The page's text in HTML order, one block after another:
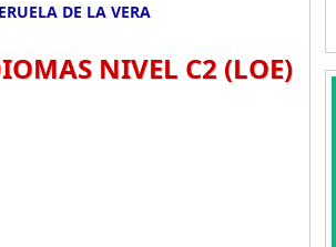
DE LA VERA
NIVEL C2 (LOE)